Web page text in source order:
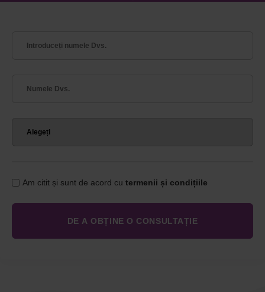
Am citit și sunt de acord cu termenii și condițiile